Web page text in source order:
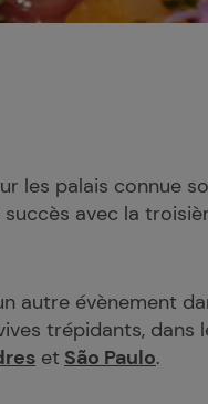
les palais connue
avec la
autre évènement
trépidants, dans
et São Paulo.